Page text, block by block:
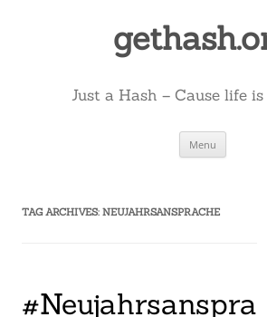
Just a Hash – Cause life
Menu
TAG ARCHIVES: NEUJAHRSANSPRACHE
#Neujahrsanspra